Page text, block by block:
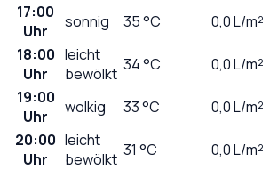
17:00
Uhr
sonnig 35°C 0,0L/m²
18:00
Uhr
leicht
bewölkt 34°C 0,0L/m²
19:00
Uhr
wolkig 33°C 0,0L/m²
20:00
Uhr
leicht
bewölkt 31 °C 0,0L/m²